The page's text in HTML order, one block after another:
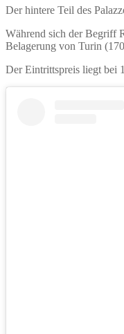
Der hintere Teil des
Während sich der Begriff
Belagerung von Turin
Der Eintrittspreis liegt bei